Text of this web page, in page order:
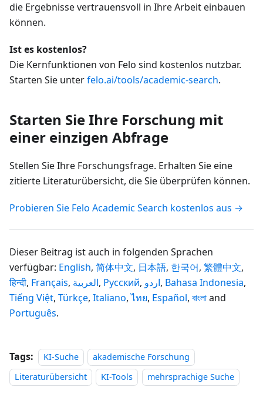
die Ergebnisse vertrauensvoll in Ihre Arbeit einbauen
können.
Ist es kostenlos?
Die Kernfunktionen von Felo sind kostenlos nutzbar.
Starten Sie unterfelo.ai/tools/academic-search.
Starten Sie Ihre Forschung mit
einer einzigen Abfrage
Stellen Sie Ihre Forschungsfrage. Erhalten Sie eine
zitierte Literaturübersicht, die Sie überprüfen können.
Probieren Sie Felo Academic Search kostenlos aus →
Dieser Beitrag ist auch in folgenden Sprachen
verfügbar: English, 简体中文, 日本語, 한국어, 繁體中文,
हिन्दी, Français, العربية, Русский, اردو, Bahasa Indonesia,
Tiếng Việt, Türkçe, Italiano,ไทย, Español, বাংলাand
Português.
Tags: KI-Suche
akademische Forschung
Literaturübersicht
KI-Tools mehrsprachige Suche